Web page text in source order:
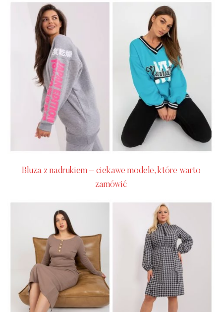
Bluza z nadrukiem – ciekawe modele, które warto
zamówić